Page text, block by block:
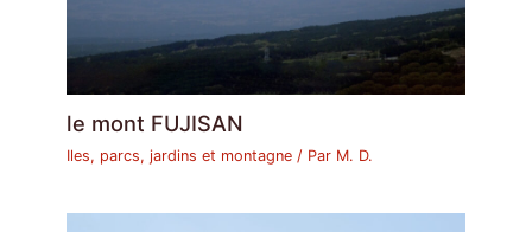
le mont FUJISAN
Iles, parcs, jardins et montagne / Par M. D.